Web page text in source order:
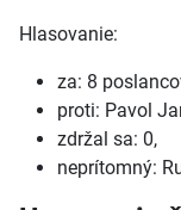
Hlasovanie:
za: 8
proti: Pavol
zdržal sa: 0,
neprítomný: